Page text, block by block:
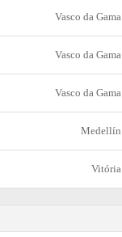
Vasco da Gama
Vasco da Gama
Vasco da Gama
Medellín
Vitória